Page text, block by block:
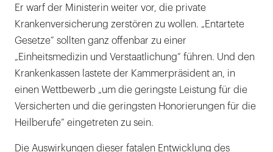
Er warf der Ministerin weiter vor, die private
Krankenversicherung zerstören zu wollen. „Entartete
Gesetze“ sollten ganz offenbar zu einer
„Einheitsmedizin und Verstaatlichung“ führen. Und den
Krankenkassen lastete der Kammerpräsident an, in
einen Wettbewerb „um die geringste Leistung für die
Versicherten und die geringsten Honorierungen für die
Heilberufe“ eingetreten zu sein.
Die Auswirkungen dieser fatalen Entwicklung des